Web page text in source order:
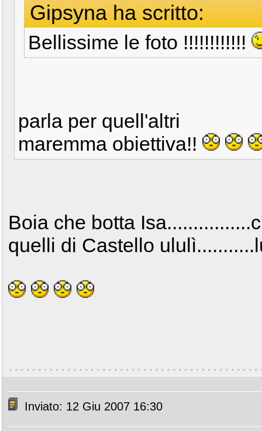
Gipsyna ha scritto:
Bellissime le foto !!!!!!!!!!!!
parla per quell'altri
maremma obiettiva!!
Boia che botta
quelli di Castello
Inviato: 12 Giu 2007 16:30